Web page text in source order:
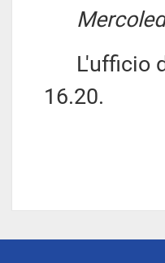
L'ufficio di
16.20.